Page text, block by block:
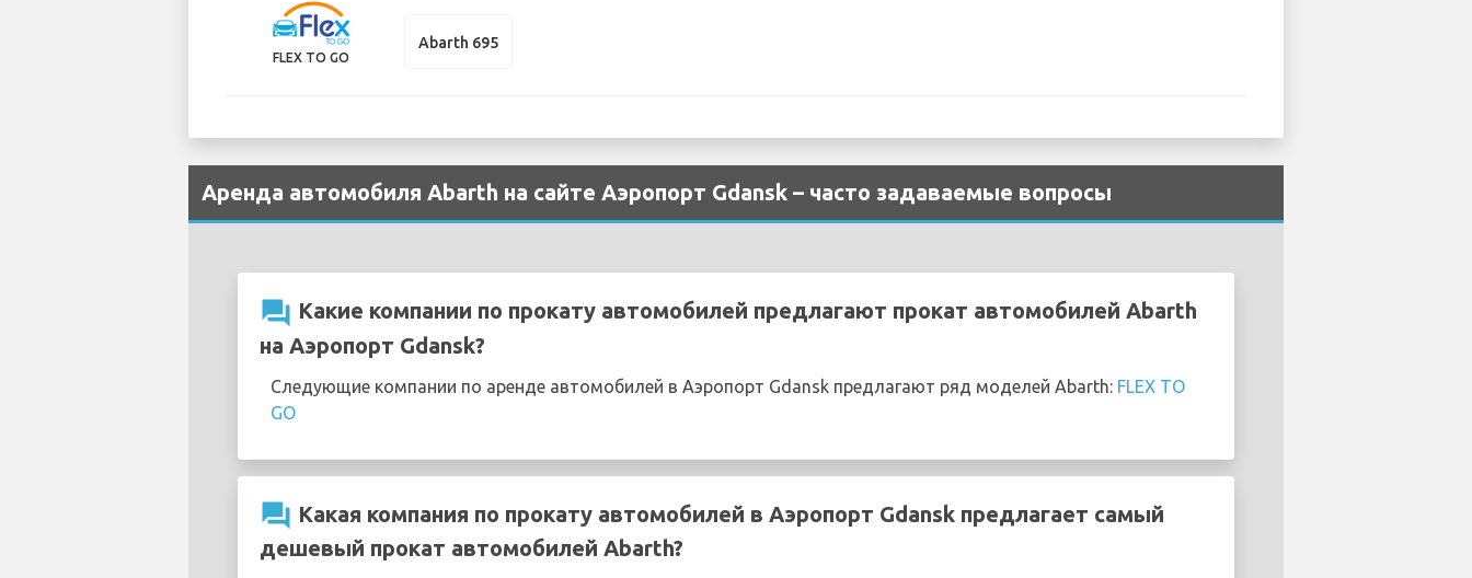
FLEX TO GO
Abarth 695
Аренда автомобиля Abarth на сайте Аэропорт Gdansk – часто задаваемые вопросы
question_answer Какие компании по прокату автомобилей предлагают прокат автомобилей Abarth
на Аэропорт Gdansk?
Следующие компании по аренде автомобилей в Аэропорт Gdansk предлагают ряд моделей Abarth: FLEX TO
GO
question_answer Какая компания по прокату автомобилей в Аэропорт Gdansk предлагает самый
дешевый прокат автомобилей Abarth?